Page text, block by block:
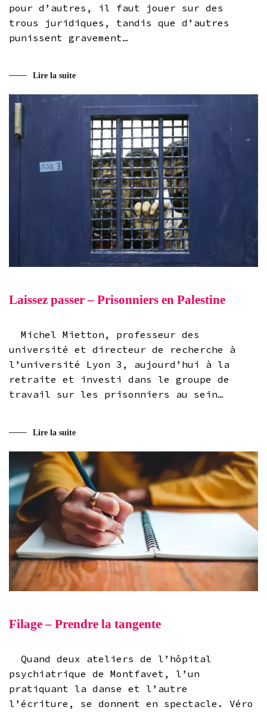
pour d’autres, il faut jouer sur des
trous juridiques, tandis que d’autres
punissent gravement…
Lire la suite
Laissez passer – Prisonniers en Palestine
Michel Mietton, professeur des
université et directeur de recherche à
l’université Lyon 3, aujourd’hui à la
retraite et investi dans le groupe de
travail sur les prisonniers au sein…
Lire la suite
Filage – Prendre la tangente
Quand deux ateliers de l’hôpital
psychiatrique de Montfavet, l’un
pratiquant la danse et l’autre
l’écriture, se donnent en spectacle. Véro